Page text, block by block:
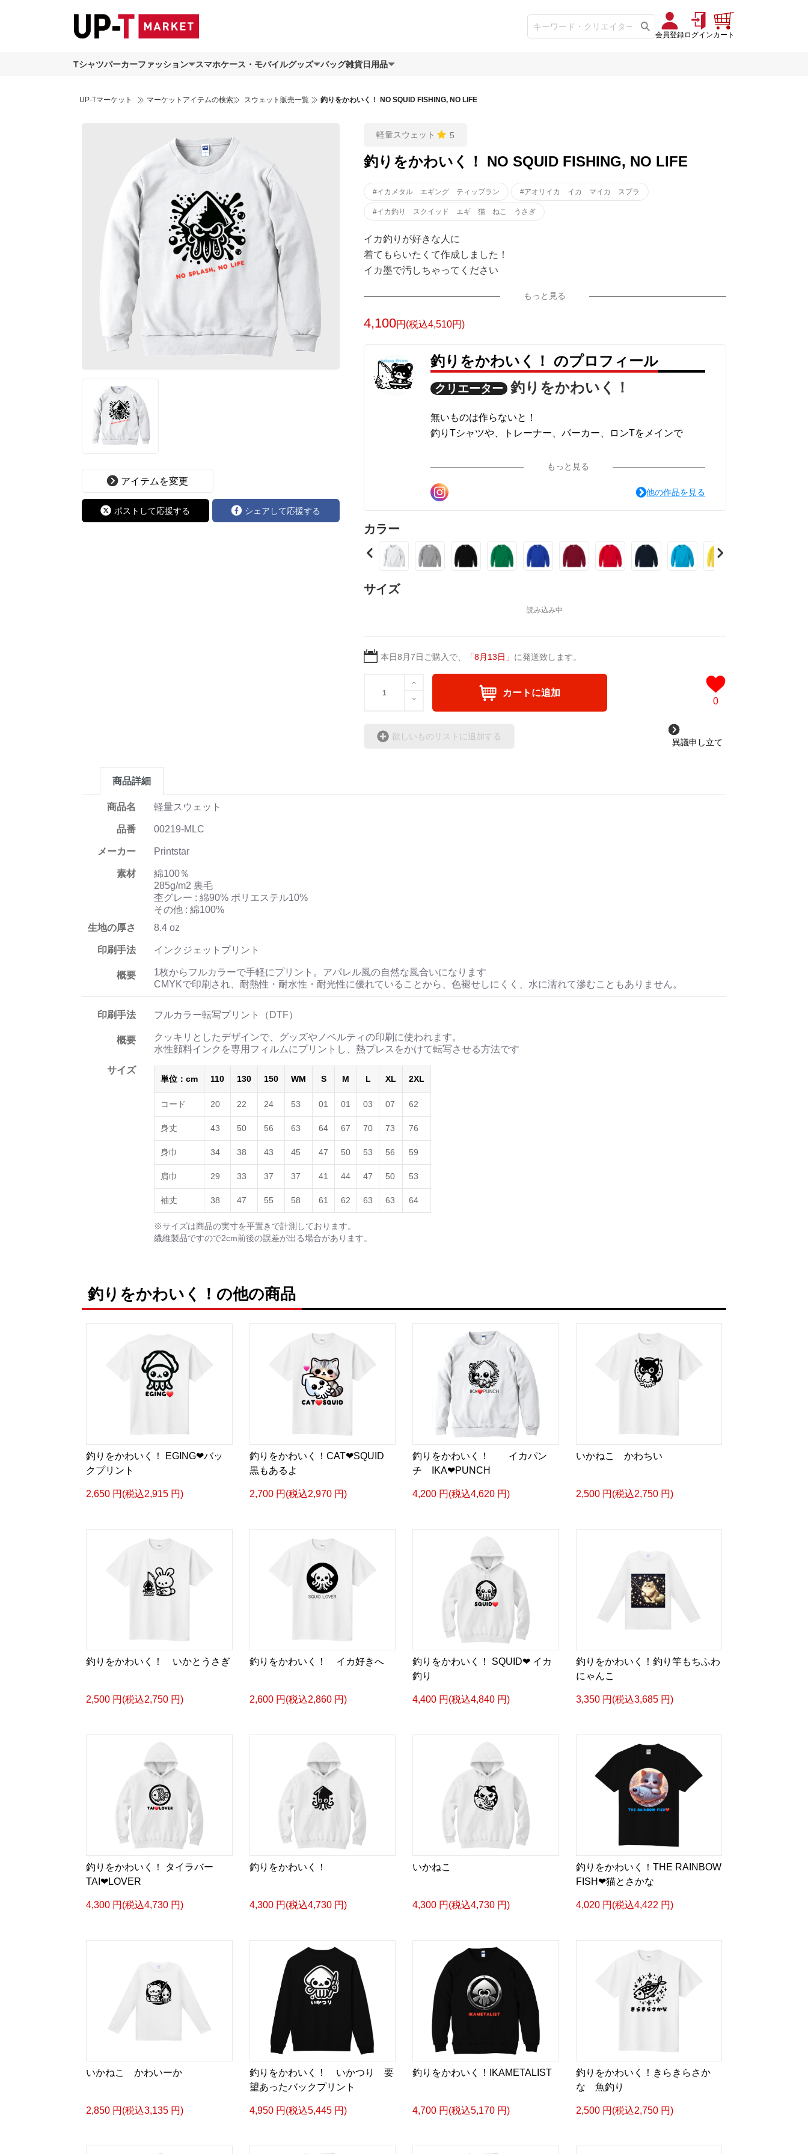
会員登録ログインカート
Tシャツパーカーファッション スマホケース・モバイルグッズ バッグ雑貨日用品
UP-Tマーケット マーケットアイテムの検索 スウェット販売一覧 釣りをかわいく！ NO SQUID FISHING, NO LIFE
アイテムを変更
ポストして応援する シェアして応援する
軽量スウェット 5
釣りをかわいく！ NO SQUID FISHING, NO LIFE
#イカメタル エギング ティップラン #アオリイカ イカ マイカ スプラ
#イカ釣り スクイッド エギ 猫 ねこ うさぎ
イカ釣りが好きな人に
着てもらいたくて作成しました！
イカ墨で汚しちゃってください
ここにイロイロ出してます！
チームシャツも作ります！
まとめた枚数あれば安くできます！
よろしくおねがいします☺️
https://up-t.jp/creator/65353b0c0fc0d
もっと見る
4,100円(税込4,510円)
釣りをかわいく！ のプロフィール
クリエーター 釣りをかわいく！
無いものは作らないと！
釣りTシャツや、トレーナー、パーカー、ロンTをメインで
アピールできるよーな可愛いのをメインに
自身、猫も魚もイカも釣りも大好きですので
自分でも着たいなって思えるものを
よろしくお願いいたします。
もっと見る
他の作品を見る
カラー
サイズ
本日8月7日 ご購入で、 「8月13日 」 に発送致します。
カートに追加
0
欲しいものリストに追加する
異議申し立て
商品詳細
商品名 軽量スウェット
品番 00219-MLC
メーカー Printstar
素材
綿100％
285g/m2 裏毛
杢グレー : 綿90% ポリエステル10%
その他 : 綿100%
生地の厚さ
8.4 oz
印刷手法 インクジェットプリント
概要
1枚からフルカラーで手軽にプリント。アパレル風の自然な風合いになります
CMYKで印刷され、耐熱性・耐水性・耐光性に優れていることから、色褪せしにくく、水に濡れて滲むこともありません。
印刷手法 フルカラー転写プリント（DTF）
概要
クッキリとしたデザインで、グッズやノベルティの印刷に使われます。
水性顔料インクを専用フィルムにプリントし、熱プレスをかけて転写させる方法です
サイズ
単位：cm 110 130 150 WM S M L XL 2XL
コード 20 22 24 53 01 01 03 07 62
身丈 43 50 56 63 64 67 70 73 76
身巾 34 38 43 45 47 50 53 56 59
肩巾 29 33 37 37 41 44 47 50 53
袖丈 38 47 55 58 61 62 63 63 64
※サイズは商品の実寸を平置きで計測しております。
繊維製品ですので2cm前後の誤差が出る場合があります。
釣りをかわいく！の他の商品
釣りをかわいく！ EGING❤バッ
クプリント
2,650 円(税込2,915 円)
釣りをかわいく！CAT❤SQUID
黒もあるよ
2,700 円(税込2,970 円)
釣りをかわいく！ イカパン
チ IKA❤PUNCH
4,200 円(税込4,620 円)
いかねこ かわちい
2,500 円(税込2,750 円)
釣りをかわいく！ いかとうさぎ
2,500 円(税込2,750 円)
釣りをかわいく！ イカ好きへ
2,600 円(税込2,860 円)
釣りをかわいく！ SQUID❤ イカ
釣り
4,400 円(税込4,840 円)
釣りをかわいく！釣り竿もちふわ
にゃんこ
3,350 円(税込3,685 円)
釣りをかわいく！ タイラバー
TAI❤LOVER
4,300 円(税込4,730 円)
釣りをかわいく！
4,300 円(税込4,730 円)
いかねこ
4,300 円(税込4,730 円)
釣りをかわいく！THE RAINBOW
FISH❤猫とさかな
4,020 円(税込4,422 円)
いかねこ かわいーか
2,850 円(税込3,135 円)
釣りをかわいく！ いかつり 要
望あったバックプリント
4,950 円(税込5,445 円)
釣りをかわいく！IKAMETALIST
4,700 円(税込5,170 円)
釣りをかわいく！きらきらさか
な 魚釣り
2,500 円(税込2,750 円)